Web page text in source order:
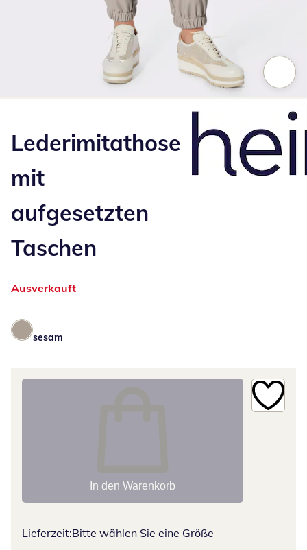
Lederimitathose
mit
aufgesetzten
Taschen
Ausverkauft
sesam
In den Warenkorb
Lieferzeit:Bitte wählen Sie eine Größe